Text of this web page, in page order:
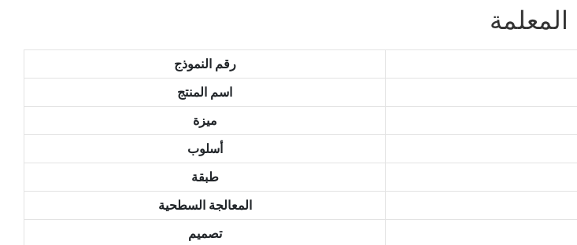
المعلمة
رقم النموذج
اسم المنتج
ميزة
أسلوب
طبقة
المعالجة السطحية
تصميم